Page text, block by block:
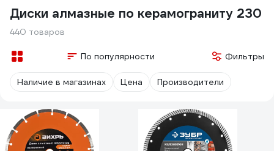
Диски алмазные по керамограниту 230
440 товаров
По популярности Фильтры
Наличие в магазинах Цена Производители